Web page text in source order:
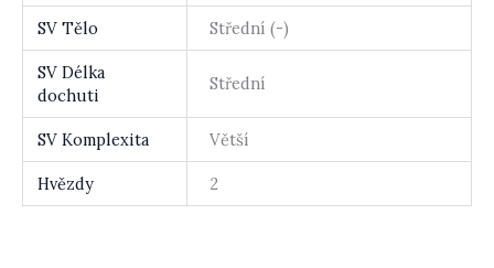
SV Tělo Střední (-)
SV Délka
dochuti
Střední
SV Komplexita Větší
Hvězdy 2